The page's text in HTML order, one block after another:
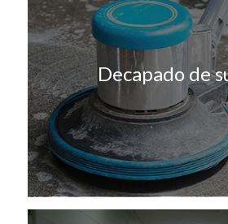
Decapado de